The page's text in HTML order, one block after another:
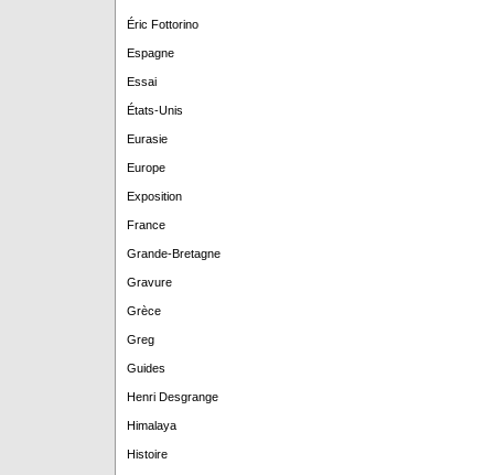
Éric Fottorino
Espagne
Essai
États-Unis
Eurasie
Europe
Exposition
France
Grande-Bretagne
Gravure
Grèce
Greg
Guides
Henri Desgrange
Himalaya
Histoire